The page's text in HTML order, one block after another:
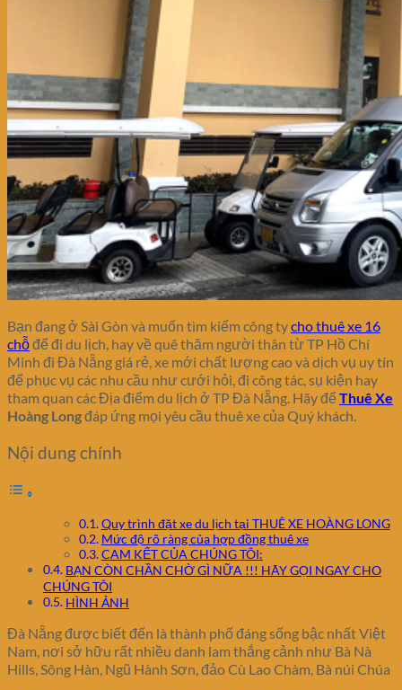
Bạn đang ở Sài Gòn và muốn tìm kiếm công tycho thuê xe 16
chỗđể đi du lịch, hay về quê thăm người thân từ TP Hồ Chí
Minh đi Đà Nẵng giá rẻ, xe mới chất lượng cao và dịch vụ uy tín
để phục vụ các nhu cầu như cưới hỏi, đi công tác, sụ kiện hay
tham quan các Địa điểm du lịch ở TP Đà Nẵng. Hãy để Thuê Xe
Hoàng Longđáp ứng mọi yêu cầu thuê xe của Quý khách.
Nội dung chính
Quy trình đặt xe du lịch tại THUÊ XE HOÀNG LONG
Mức độ rõ ràng của hợp đồng thuê xe
CAM KẾT CỦA CHÚNG TÔI:
BẠN CÒN CHẦN CHỜ GÌ NỮA !!! HÃY GỌI NGAY CHO
CHÚNG TÔI
HÌNH ẢNH
Đà Nẵng được biết đến là thành phố đáng sống bậc nhất Việt
Nam, nơi sở hữu rất nhiều danh lam thắng cảnh như Bà Nà
Hills, Sông Hàn, Ngũ Hành Sơn, đảo Cù Lao Chàm, Bà núi Chúa